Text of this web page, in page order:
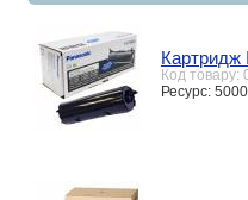
Картридж
Код товару:
Ресурс: